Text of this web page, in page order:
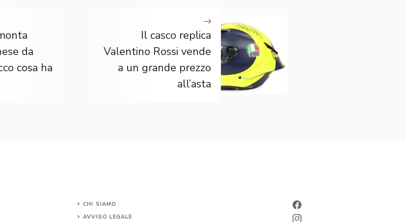
da
cosa ha
Il casco replica
Valentino Rossi vende
a un grande prezzo
all’asta
CHI SIAMO
AVVISO LEGALE